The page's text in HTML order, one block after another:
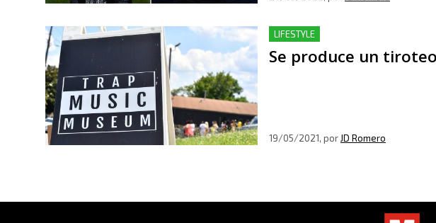
LIFESTYLE
Se produce un
19/05/2021, porJD Romero